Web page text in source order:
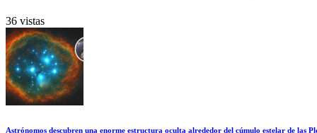
36 vistas
Astrónomos descubren una enorme estructura oculta alrededor del cúmulo estelar de las